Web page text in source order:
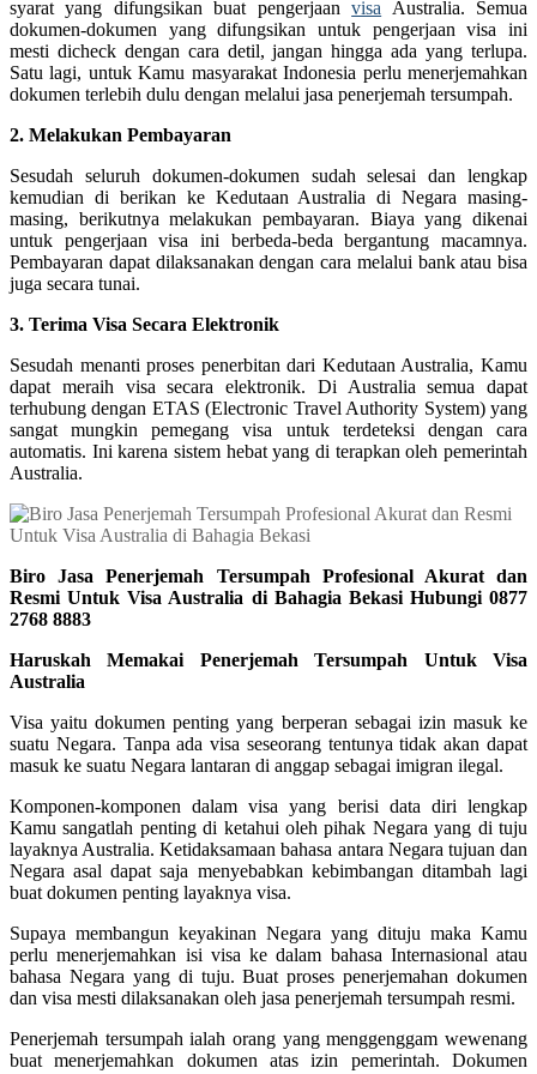
syarat yang difungsikan buat pengerjaanvisa Australia. Semua
dokumen-dokumen yang difungsikan untuk pengerjaan visa ini
mesti dicheck dengan cara detil, jangan hingga ada yang terlupa.
Satu lagi, untuk Kamu masyarakat Indonesia perlu menerjemahkan
dokumen terlebih dulu dengan melalui jasa penerjemah tersumpah.
2. Melakukan Pembayaran
Sesudah seluruh dokumen-dokumen sudah selesai dan lengkap
kemudian di berikan ke Kedutaan Australia di Negara masing-
masing, berikutnya melakukan pembayaran. Biaya yang dikenai
untuk pengerjaan visa ini berbeda-beda bergantung macamnya.
Pembayaran dapat dilaksanakan dengan cara melalui bank atau bisa
juga secara tunai.
3. Terima Visa Secara Elektronik
Sesudah menanti proses penerbitan dari Kedutaan Australia, Kamu
dapat meraih visa secara elektronik. Di Australia semua dapat
terhubung dengan ETAS (Electronic Travel Authority System) yang
sangat mungkin pemegang visa untuk terdeteksi dengan cara
automatis. Ini karena sistem hebat yang di terapkan oleh pemerintah
Australia.
Biro Jasa Penerjemah Tersumpah Profesional Akurat dan
Resmi Untuk Visa Australia di Bahagia Bekasi Hubungi 0877
2768 8883
Haruskah Memakai Penerjemah Tersumpah Untuk Visa
Australia
Visa yaitu dokumen penting yang berperan sebagai izin masuk ke
suatu Negara. Tanpa ada visa seseorang tentunya tidak akan dapat
masuk ke suatu Negara lantaran di anggap sebagai imigran ilegal.
Komponen-komponen dalam visa yang berisi data diri lengkap
Kamu sangatlah penting di ketahui oleh pihak Negara yang di tuju
layaknya Australia. Ketidaksamaan bahasa antara Negara tujuan dan
Negara asal dapat saja menyebabkan kebimbangan ditambah lagi
buat dokumen penting layaknya visa.
Supaya membangun keyakinan Negara yang dituju maka Kamu
perlu menerjemahkan isi visa ke dalam bahasa Internasional atau
bahasa Negara yang di tuju. Buat proses penerjemahan dokumen
dan visa mesti dilaksanakan oleh jasa penerjemah tersumpah resmi.
Penerjemah tersumpah ialah orang yang menggenggam wewenang
buat menerjemahkan dokumen atas izin pemerintah. Dokumen